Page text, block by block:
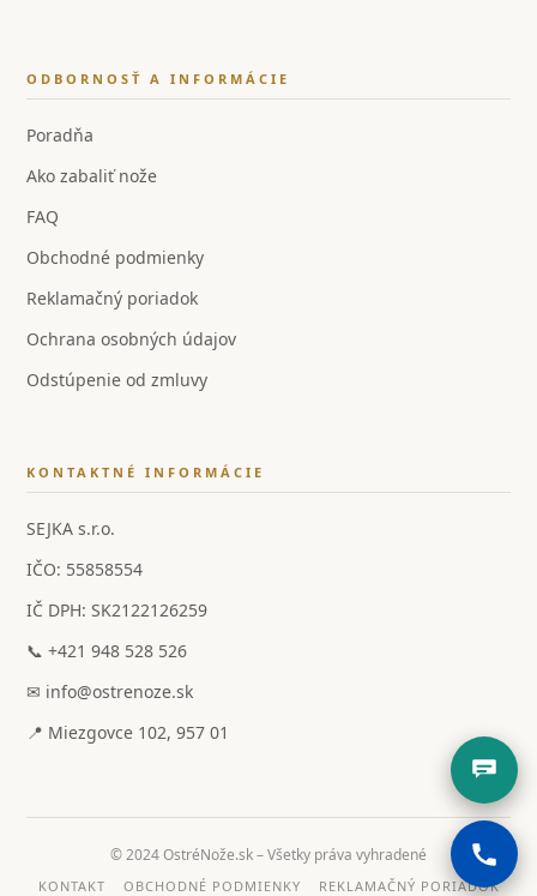
ODBORNOSŤ A INFORMÁCIE
Poradňa
Ako zabaliť nože
FAQ
Obchodné podmienky
Reklamačný poriadok
Ochrana osobných údajov
Odstúpenie od zmluvy
KONTAKTNÉ INFORMÁCIE
SEJKA s.r.o.
IČO: 55858554
IČ DPH: SK2122126259
📞 +421 948 528 526
✉ info@ostrenoze.sk
📍 Miezgovce 102, 957 01
© 2024 OstréNože.sk – Všetky práva vyhradené
KONTAKT OBCHODNÉ PODMIENKY REKLAMAČNÝ PORIADOK